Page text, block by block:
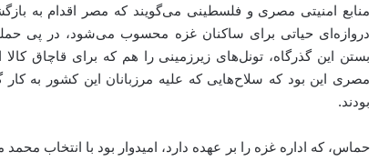
منابع امنیتی مصری و فلسطینی می‌گویند که مصر اقدام به
دروازه‌ای حیاتی برای ساکنان غزه محسوب می‌شود، در پی
بستن این گذرگاه، تونل‌های زیرزمینی را هم که برای قاچاق
مصری این بود که سلاح‌هایی که علیه مرزبانان این کشور به
بودند.
حماس، که اداره غزه را بر عهده دارد، امیدوار بود با انتخاب